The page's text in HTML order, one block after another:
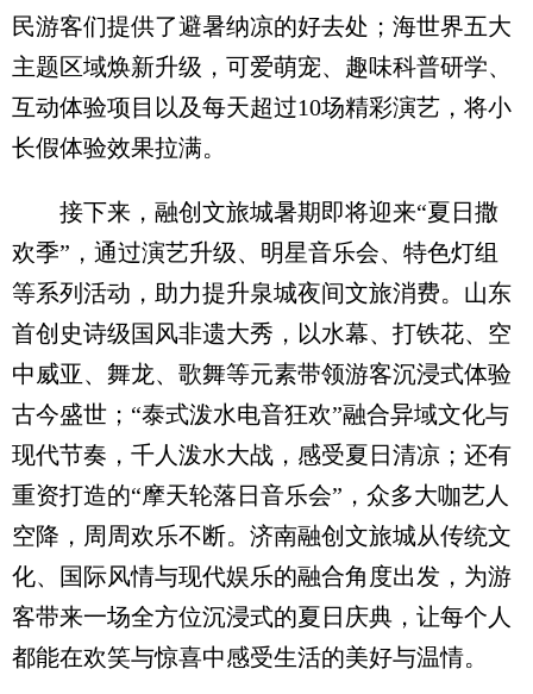
民游客们提供了避暑纳凉的好去处；海世界五大
主题区域焕新升级，可爱萌宠、趣味科普研学、
互动体验项目以及每天超过10场精彩演艺，将小
长假体验效果拉满。
接下来，融创文旅城暑期即将迎来“夏日撒
欢季”，通过演艺升级、明星音乐会、特色灯组
等系列活动，助力提升泉城夜间文旅消费。山东
首创史诗级国风非遗大秀，以水幕、打铁花、空
中威亚、舞龙、歌舞等元素带领游客沉浸式体验
古今盛世；“泰式泼水电音狂欢”融合异域文化与
现代节奏，千人泼水大战，感受夏日清凉；还有
重资打造的“摩天轮落日音乐会”，众多大咖艺人
空降，周周欢乐不断。济南融创文旅城从传统文
化、国际风情与现代娱乐的融合角度出发，为游
客带来一场全方位沉浸式的夏日庆典，让每个人
都能在欢笑与惊喜中感受生活的美好与温情。